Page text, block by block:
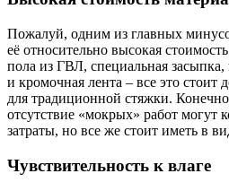
Пожалуй, одним из главных
её относительно высокая
пола из ГВЛ, специальная
и кромочная лента – все это стоит
для традиционной стяжки.
отсутствие «мокрых» работ могут
затраты, но все же стоит иметь в
Чувствительность к влаге